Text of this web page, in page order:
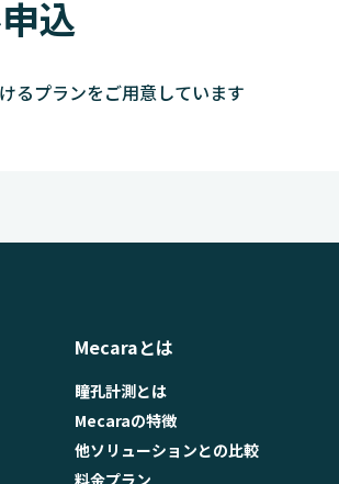
込
るプランをご用意しています
Mecaraとは
瞳孔計測とは
Mecaraの特徴
他ソリューションとの比較
料金プラン